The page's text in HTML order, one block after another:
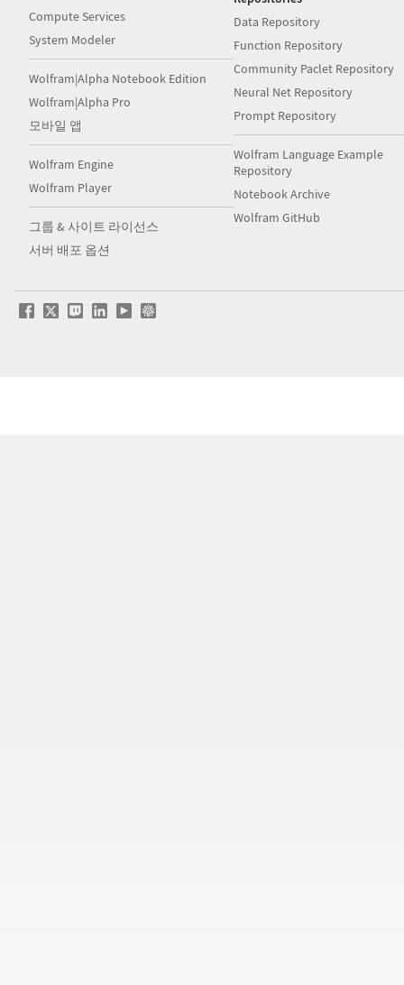
Compute Services
System Modeler
Wolfram|Alpha Notebook Edition
Wolfram|Alpha Pro
모바일 앱
Wolfram Engine
Wolfram Player
그룹 & 사이트 라이선스
서버 배포 옵션
Data Repository
Function Repository
Community Paclet Repository
Neural Net Repository
Prompt Repository
Wolfram Language Example
Repository
Notebook Archive
Wolfram GitHub